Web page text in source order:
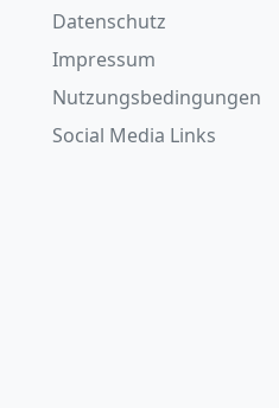
Datenschutz
Impressum
Nutzungsbedingungen
Social Media Links